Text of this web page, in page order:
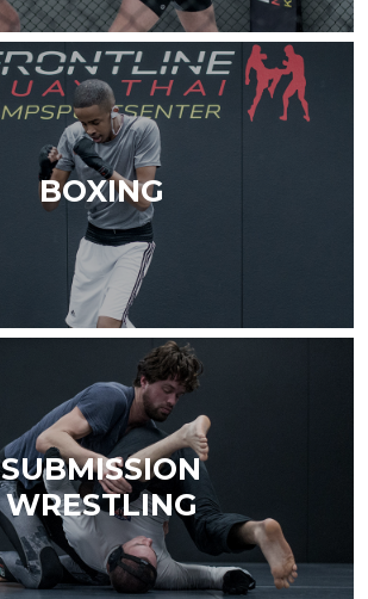
SUBMISSION
WRESTLING
BOXING